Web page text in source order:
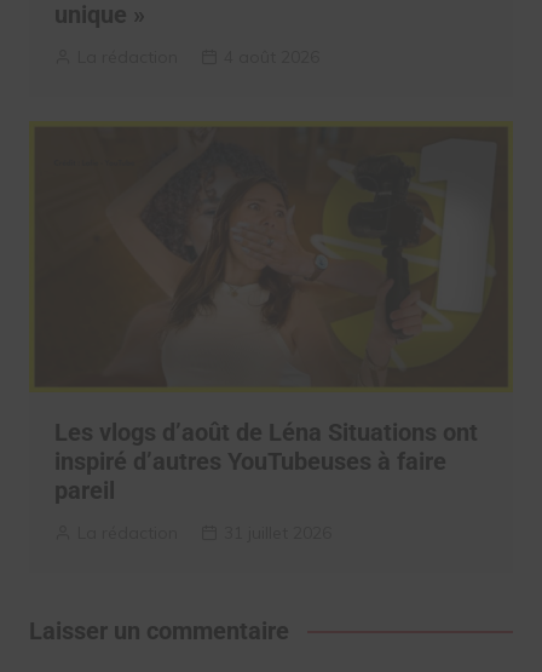
unique »
Les vlogs d’août de Léna Situations ont
inspiré d’autres YouTubeuses à faire
pareil
Laisser un commentaire